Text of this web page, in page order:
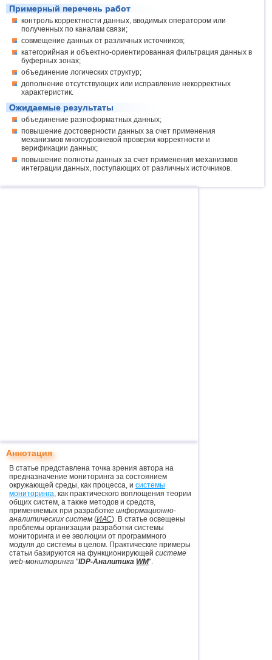
Примерный перечень работ
контроль корректности данных, вводимых оператором или
полученных по каналам связи;
совмещение данных от различных источников;
категорийная и объектно-ориентированная фильтрация данных в
буферных зонах;
объединение логических структур;
дополнение отсутствующих или исправление некорректных
характеристик.
Ожидаемые результаты
объединение разноформатных данных;
повышение достоверности данных за счет применения
механизмов многоуровневой проверки корректности и
верификации данных;
повышение полноты данных за счет применения механизмов
интеграции данных, поступающих от различных источников.
Аннотация
В статье представлена точка зрения автора на
предназначение мониторинга за состоянием
окружающей среды, как процесса, и системы
мониторинга, как практического воплощения теории
общих систем, а также методов и средств,
применяемых при разработке информационно-
аналитических систем (ИАС). В статье освещены
проблемы организации разработки системы
мониторинга и ее эволюции от программного
модуля до системы в целом. Практические примеры
статьи базируются на функционирующей системе
web-мониторинга "IDP-Аналитика WM".